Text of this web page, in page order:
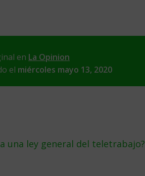
en La Opinion
el miércoles mayo 13, 2020
una ley general del teletrabajo?